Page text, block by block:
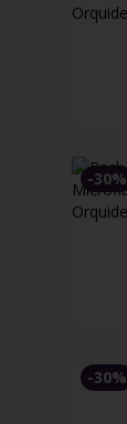
-30%
-30%